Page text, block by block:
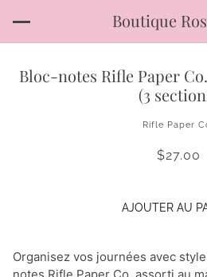
Boutique
Bloc-notes Rifle Paper
(3
Rifle Paper
$27.00
AJOUTER AU
Organisez vos journées avec